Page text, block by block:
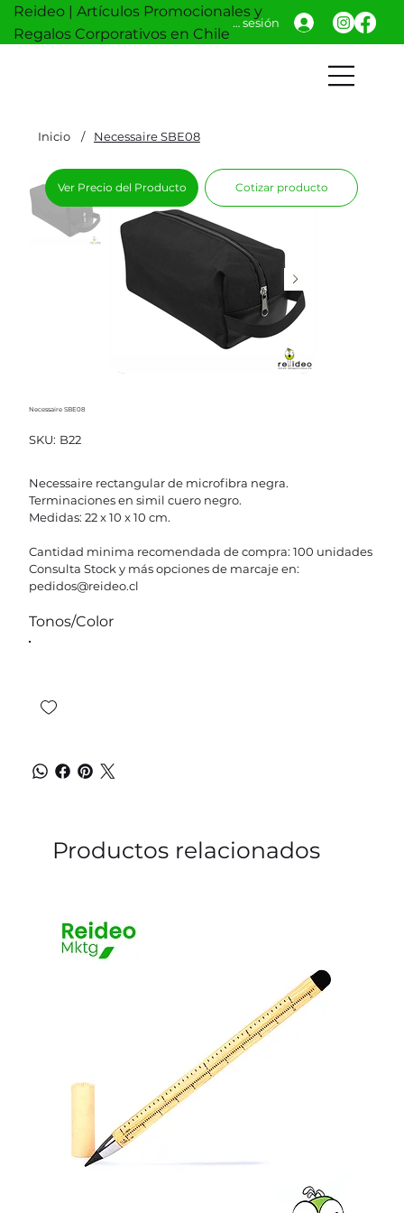
Reideo | Artículos Promocionales y
Regalos Corporativos en Chile
Iniciar sesión
Inicio / Necessaire SBE08
Necessaire SBE08
SKU: SKU
B22
B22
Necessaire rectangular de microfibra negra.
Terminaciones en simil cuero negro.
Medidas: 22 x 10 x 10 cm.
Cantidad minima recomendada de compra: 100 unidades
Consulta Stock y más opciones de marcaje en:
pedidos@reideo.cl
Tonos/Color
Ver Precio del Producto Cotizar producto
Productos relacionados